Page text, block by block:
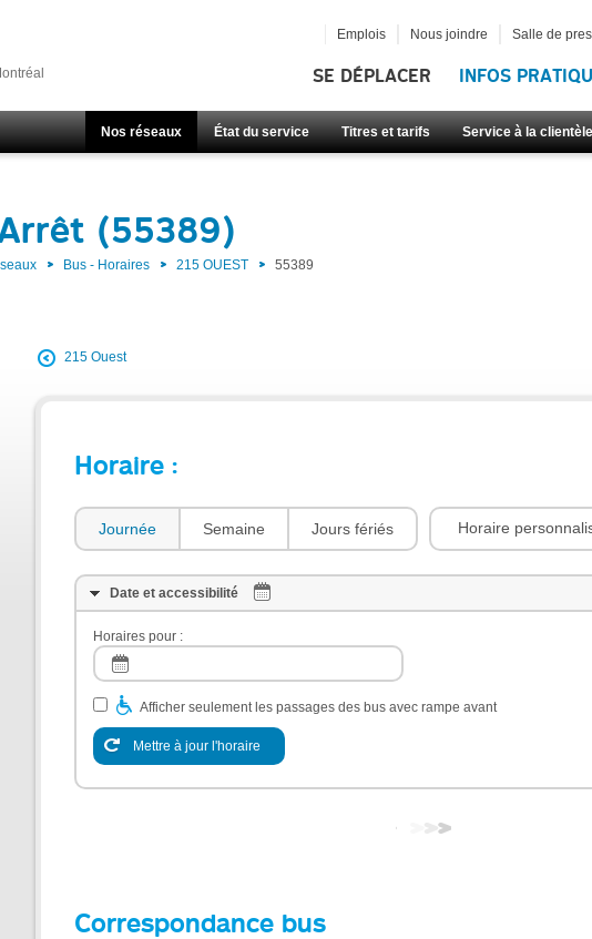
SE DÉPLACER INFOS
Nos réseaux État du service Titres et tarifs Service à la clientèle
Emplois Nous joindre Salle de
(55389)
Bus - Horaires 215 OUEST 55389
215 Ouest
Horaire :
Journée Semaine Jours fériés Horaire
Date et accessibilité
Horaires pour :
Afficher seulement les passages des bus avec rampe avant
Mettre à jour l'horaire
Correspondance bus